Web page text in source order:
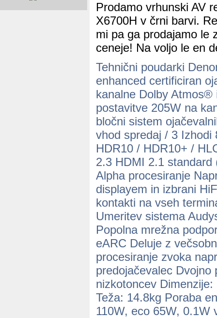
Prodamo vrhunski AV
X6700H v črni barvi.
mi pa ga prodajamo le
ceneje! Na voljo le en
Tehnični poudarki
enhanced certificiran
kanalne Dolby
postavitve 205W na
bločni sistem
vhod spredaj / 3
HDR10 / HDR10+ /
2.3 HDMI 2.1
Alpha procesiranje
displayem in izbrani
kontakti na vseh
Umeritev sistema
Popolna mrežna
eARC Deluje z
procesiranje zvoka
predojačevalec Dvojno
nizkotoncev
Teža: 14.8kg Poraba
110W, eco 65W, 0.1W